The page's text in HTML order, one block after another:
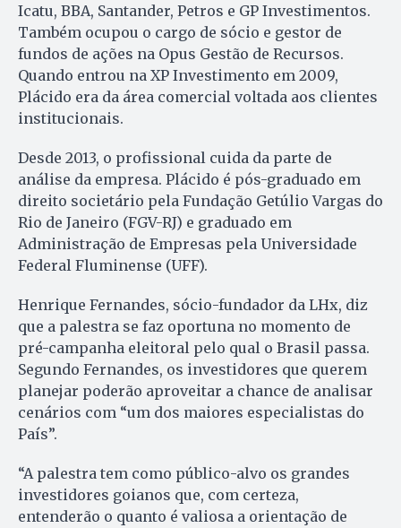
Icatu, BBA, Santander, Petros e GP Investimentos.
Também ocupou o cargo de sócio e gestor de
fundos de ações na Opus Gestão de Recursos.
Quando entrou na XP Investimento em 2009,
Plácido era da área comercial voltada aos clientes
institucionais.
Desde 2013, o profissional cuida da parte de
análise da empresa. Plácido é pós-graduado em
direito societário pela Fundação Getúlio Vargas do
Rio de Janeiro (FGV-RJ) e graduado em
Administração de Empresas pela Universidade
Federal Fluminense (UFF).
Henrique Fernandes, sócio-fundador da LHx, diz
que a palestra se faz oportuna no momento de
pré-campanha eleitoral pelo qual o Brasil passa.
Segundo Fernandes, os investidores que querem
planejar poderão aproveitar a chance de analisar
cenários com “um dos maiores especialistas do
País”.
“A palestra tem como público-alvo os grandes
investidores goianos que, com certeza,
entenderão o quanto é valiosa a orientação de